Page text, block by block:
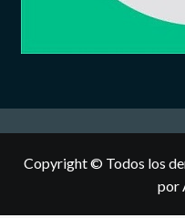
Copyright © Todos los
por